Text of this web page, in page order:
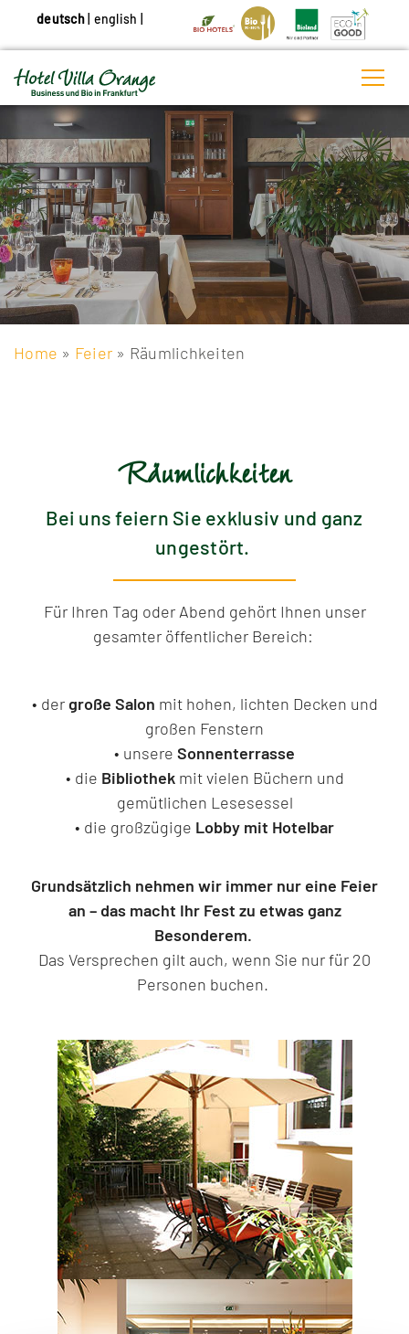
deutsch| english
Home » Feier » Räumlichkeiten
Räumlichkeiten
Bei uns feiern Sie exklusiv und ganz
ungestört.
Für Ihren Tag oder Abend gehört Ihnen unser
gesamter öffentlicher Bereich:
• dergroße Salon mit hohen, lichten Decken und
großen Fenstern
• unsere Sonnenterrasse
• die Bibliothekmit vielen Büchern und
gemütlichen Lesesessel
• die großzügige Lobby mit Hotelbar
Grundsätzlich nehmen wir immer nur eine Feier
an – das macht Ihr Fest zu etwas ganz
Besonderem.
Das Versprechen gilt auch, wenn Sie nur für 20
Personen buchen.